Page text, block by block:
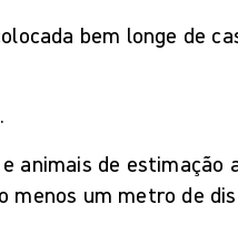
bem longe de
animais de
menos um metro de